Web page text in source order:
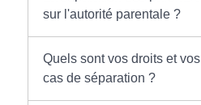
sur l'autorité parentale ?
Quels sont vos droits et
cas de séparation ?